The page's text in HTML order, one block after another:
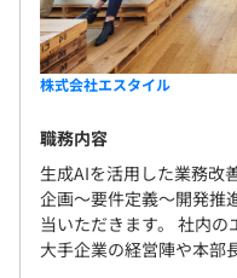
株式会社エスタイル
職務内容
生成AIを活用した業務改
企画〜要件定義〜開発推
当いただきます。 社内の
大手企業の経営陣や本部